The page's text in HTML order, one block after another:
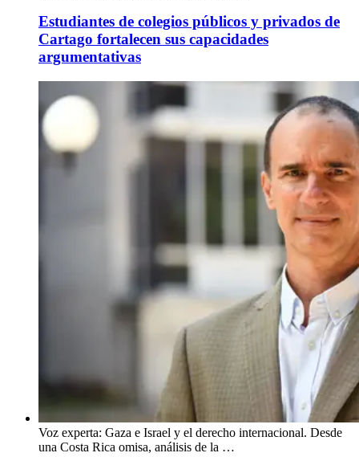
Estudiantes de colegios públicos y privados de
Cartago fortalecen sus capacidades
argumentativas
Voz experta: Gaza e Israel y el derecho internacional. Desde
una Costa Rica omisa, análisis de la …